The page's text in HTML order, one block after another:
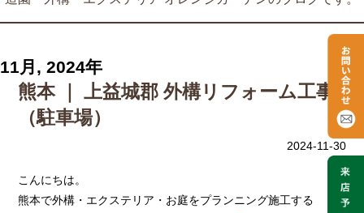
11月, 2024年
熊本 ｜ 上益城郡 外構リフォーム工事
（駐車場）
2024-11-30
こんにちは。
熊本で外構・エクステリア・お庭をプランニング施工する